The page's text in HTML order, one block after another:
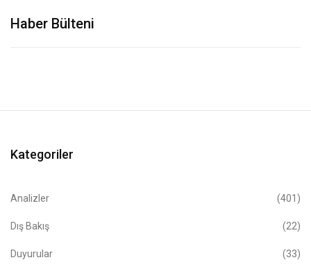
Haber Bülteni
Kategoriler
Analizler (401)
Dış Bakış (22)
Duyurular (33)